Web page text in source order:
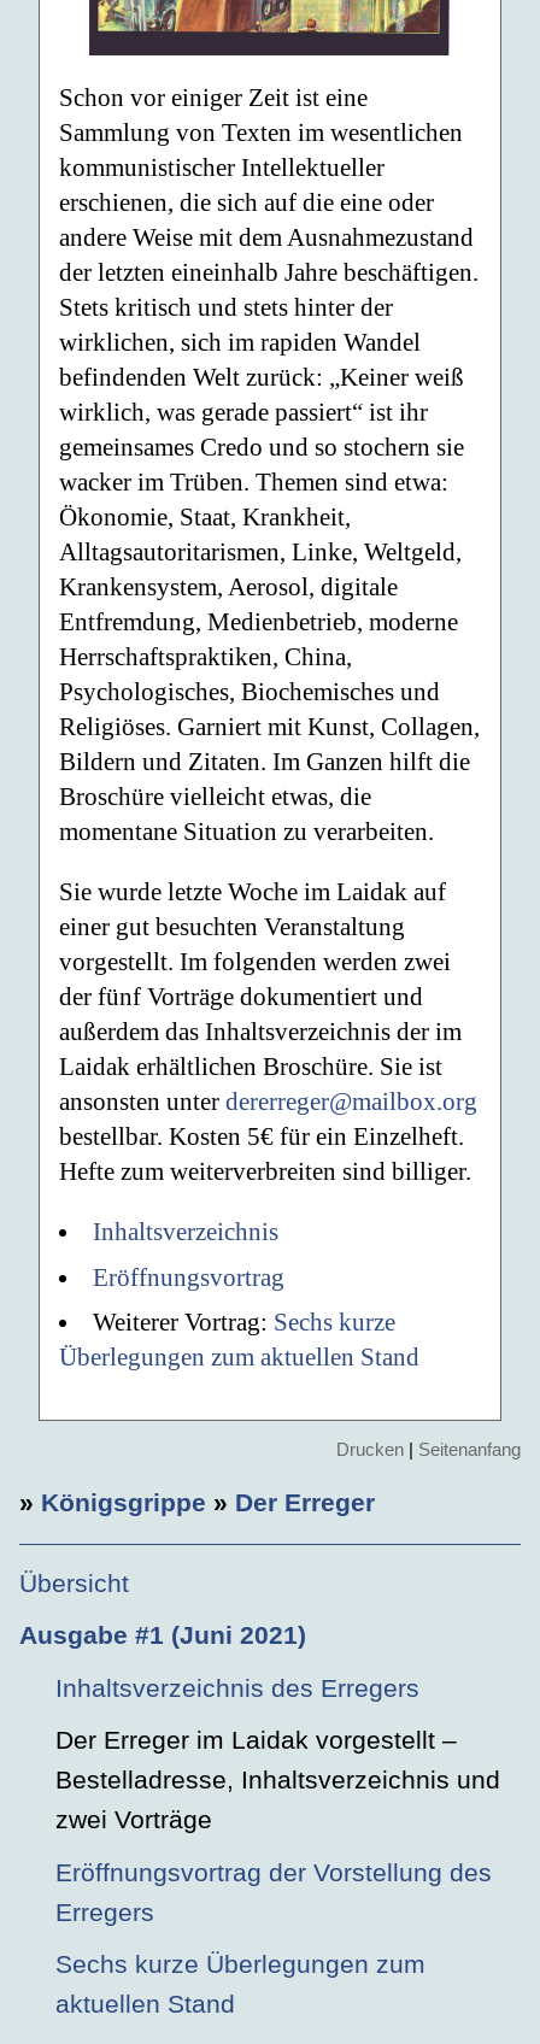
Schon vor einiger Zeit ist eine
Sammlung von Texten im wesentlichen
kommunistischer Intellektueller
erschienen, die sich auf die eine oder
andere Weise mit dem Ausnahmezustand
der letzten eineinhalb Jahre beschäftigen.
Stets kritisch und stets hinter der
wirklichen, sich im rapiden Wandel
befindenden Welt zurück: „Keiner weiß
wirklich, was gerade passiert“ ist ihr
gemeinsames Credo und so stochern sie
wacker im Trüben. Themen sind etwa:
Ökonomie, Staat, Krankheit,
Alltagsautoritarismen, Linke, Weltgeld,
Krankensystem, Aerosol, digitale
Entfremdung, Medienbetrieb, moderne
Herrschaftspraktiken, China,
Psychologisches, Biochemisches und
Religiöses. Garniert mit Kunst, Collagen,
Bildern und Zitaten. Im Ganzen hilft die
Broschüre vielleicht etwas, die
momentane Situation zu verarbeiten.
Sie wurde letzte Woche im Laidak auf
einer gut besuchten Veranstaltung
vorgestellt. Im folgenden werden zwei
der fünf Vorträge dokumentiert und
außerdem das Inhaltsverzeichnis der im
Laidak erhältlichen Broschüre. Sie ist
ansonsten unter dererreger@mailbox.org
bestellbar. Kosten 5€ für ein Einzelheft.
Hefte zum weiterverbreiten sind billiger.
Inhaltsverzeichnis
Eröffnungsvortrag
Weiterer Vortrag: Sechs kurze
Überlegungen zum aktuellen Stand
Drucken | Seitenanfang
» Königsgrippe » Der Erreger
Übersicht
Ausgabe #1 (Juni 2021)
Inhaltsverzeichnis des Erregers
Der Erreger im Laidak vorgestellt –
Bestelladresse, Inhaltsverzeichnis und
zwei Vorträge
Eröffnungsvortrag der Vorstellung des
Erregers
Sechs kurze Überlegungen zum
aktuellen Stand